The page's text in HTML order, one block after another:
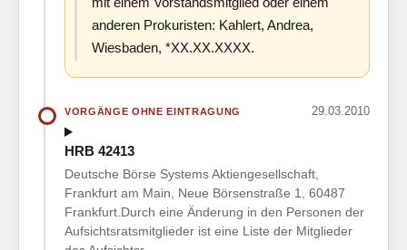
anderen Prokuristen: Kahlert, Andrea,
Wiesbaden, *XX.XX.XXXX.
VORGÄNGE OHNE EINTRAGUNG 29.03.2010
HRB 42413
Deutsche Börse Systems Aktiengesellschaft,
Frankfurt am Main, Neue Börsenstraße 1, 60487
Frankfurt.Durch eine Änderung in den Personen der
Aufsichtsratsmitglieder ist eine Liste der Mitglieder